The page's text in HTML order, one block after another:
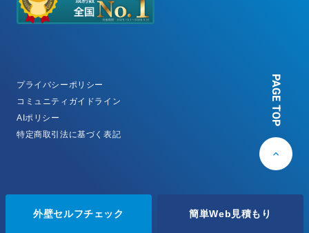
外壁セルフチェック 簡単Web見積もり
プライバシーポリシー
コミュニティガイドライン
AIポリシー
特定商取引法に基づく表記
© SANWAPAINT CORP.
PAGE TOP